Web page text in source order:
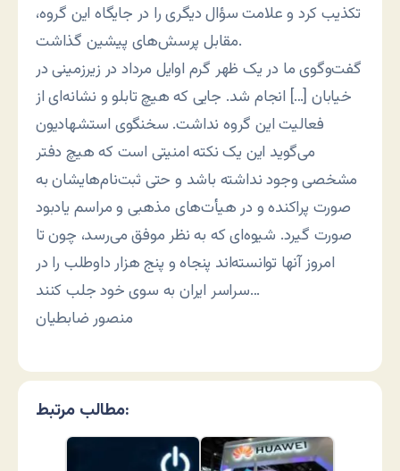
تکذیب کرد و علامت سؤال دیگری را در جایگاه این گروه،
مقابل پرسش‌های پیشین گذاشت.
گفت‌وگوی ما در یک ظهر گرم اوایل مرداد در زیرزمینی در
خیابان […] انجام شد. جایی که هیچ تابلو و نشانه‌ای از
فعالیت این گروه نداشت. سخنگوی استشهادیون
می‌گوید این یک نکته امنیتی است که هیچ دفتر
مشخصی وجود نداشته باشد و حتی ثبت‌نام‌هایشان به
صورت پراکنده و در هیأت‌های مذهبی و مراسم یادبود
صورت گیرد. شیوه‌ای که به نظر موفق می‌رسد، چون تا
امروز آنها توانسته‌اند پنجاه و پنج هزار داوطلب را در
سراسر ایران به سوی خود جلب کنند…
منصور ضابطیان
مطالب مرتبط: